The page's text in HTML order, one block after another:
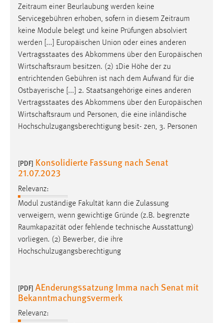
Zeitraum einer Beurlaubung werden keine
Servicegebühren erhoben, sofern in diesem Zeitraum
keine Module belegt und keine Prüfungen absolviert
werden [...] Europäischen Union oder eines anderen
Vertragsstaates des Abkommens über den Europäischen
Wirtschaftsraum besitzen. (2) 1Die Höhe der zu
entrichtenden Gebühren ist nach dem Aufwand für die
Ostbayerische [...] 2. Staatsangehörige eines anderen
Vertragsstaates des Abkommens über den Europäischen
Wirtschaftsraum und Personen, die eine inländische
Hochschulzugangsberechtigung besit- zen, 3. Personen
[PDF] Konsolidierte Fassung nach Senat
21.07.2023
Relevanz:
Modul zuständige Fakultät kann die Zulassung
verweigern, wenn gewichtige Gründe (z.B. begrenzte
Raumkapazität oder fehlende technische Ausstattung)
vorliegen. (2) Bewerber, die ihre
Hochschulzugangsberechtigung
[PDF] AEnderungssatzung Imma nach Senat mit
Bekanntmachungsvermerk
Relevanz: